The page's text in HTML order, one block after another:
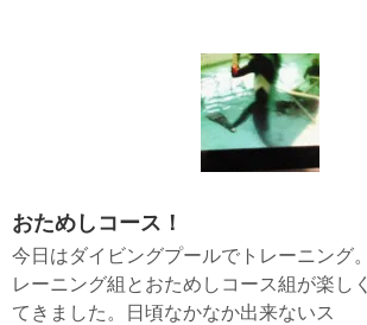
おためしコース！
今日はダイビングプールでトレーニング
レーニング組とおためしコース組が楽し
てきました。日頃なかなか出来ないス